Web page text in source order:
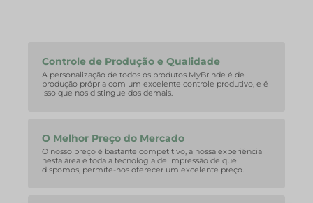
Controle de Produção e Qualidade
A personalização de todos os produtos MyBrinde é de
produção própria com um excelente controle produtivo, e é
isso que nos distingue dos demais.
O Melhor Preço do Mercado
O nosso preço é bastante competitivo, a nossa experiência
nesta área e toda a tecnologia de impressão de que
dispomos, permite-nos oferecer um excelente preço.